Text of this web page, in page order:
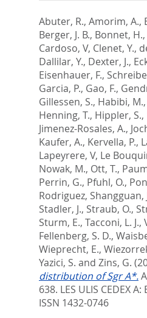
Abuter, R., Amorim, A.,
Berger, J. B., Bonnet, H.,
Cardoso, V, Clenet, Y.,
Dallilar, Y., Dexter, J.,
Eisenhauer, F.,
Garcia, P., Gao, F.,
Gillessen, S., Habibi, M.,
Henning, T., Hippler, S.,
Jimenez-Rosales, A.,
Kaufer, A., Kervella, P.,
Lapeyrere, V, Le
Nowak, M., Ott, T.,
Perrin, G., Pfuhl, O.,
Rodriguez, Shangguan,
Stadler, J., Straub, O.,
Sturm, E., Tacconi, L. J.,
Fellenberg, S. D.,
Wieprecht, E.,
Yazici, S. and Zins, G.
distribution of Sgr A*.
638. LES ULIS CEDEX A:
ISSN 1432-0746